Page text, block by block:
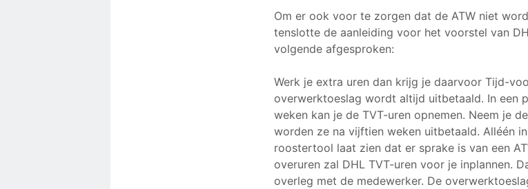
Om er ook voor te zorgen dat de ATW niet
tenslotte de aanleiding voor het voorstel van
volgende afgesproken:
Werk je extra uren dan krijg je daarvoor Tijd-
overwerktoeslag wordt altijd uitbetaald. In een
weken kan je de TVT-uren opnemen. Neem je
worden ze na vijftien weken uitbetaald. Alléén
roostertool laat zien dat er sprake is van een
overuren zal DHL TVT-uren voor je inplannen.
overleg met de medewerker. De